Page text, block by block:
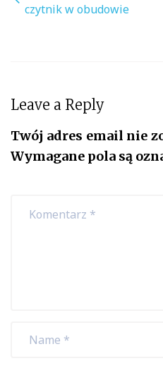
wpisu
czytnik w obudowie
Leave a Reply
Twój adres email nie
Wymagane pola są